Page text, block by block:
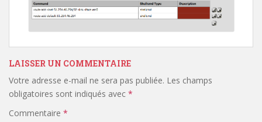
LAISSER UN COMMENTAIRE
Votre adresse e-mail ne sera pas publiée. Les champs
obligatoires sont indiqués avec *
Commentaire *